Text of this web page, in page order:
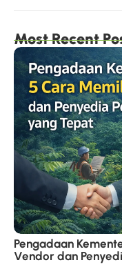
Most Recent
Pengadaan
Vendor dan